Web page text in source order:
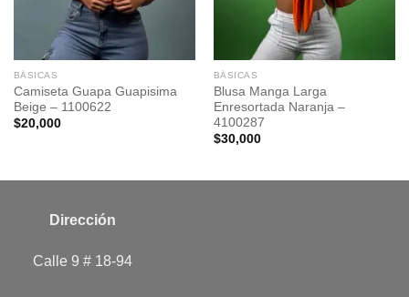
BÁSICAS
Camiseta Guapa Guapisima
Beige – 1100622
$20,000
BÁSICAS
Blusa Manga Larga
Enresortada Naranja –
4100287
$30,000
Dirección
Calle 9 # 18-94